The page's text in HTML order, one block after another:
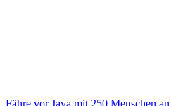
Fähre vor Java mit 250 Menschen an